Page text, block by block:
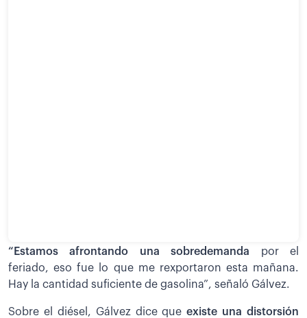
“Estamos afrontando una sobredemanda por el
feriado, eso fue lo que me rexportaron esta mañana.
Hay la cantidad suficiente de gasolina”, señaló Gálvez.
Sobre el diésel, Gálvez dice queexiste una distorsión